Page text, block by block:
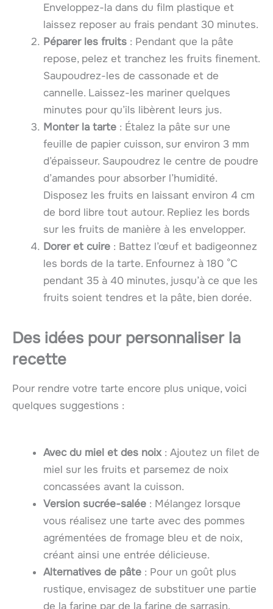
Enveloppez-la dans du film plastique et
laissez reposer au frais pendant 30 minutes.
Péparer les fruits : Pendant que la pâte
repose, pelez et tranchez les fruits finement.
Saupoudrez-les de cassonade et de
cannelle. Laissez-les mariner quelques
minutes pour qu’ils libèrent leurs jus.
Monter la tarte : Étalez la pâte sur une
feuille de papier cuisson, sur environ 3 mm
d’épaisseur. Saupoudrez le centre de poudre
d’amandes pour absorber l’humidité.
Disposez les fruits en laissant environ 4 cm
de bord libre tout autour. Repliez les bords
sur les fruits de manière à les envelopper.
Dorer et cuire : Battez l’œuf et badigeonnez
les bords de la tarte. Enfournez à 180 °C
pendant 35 à 40 minutes, jusqu’à ce que les
fruits soient tendres et la pâte, bien dorée.
Des idées pour personnaliser la
recette
Pour rendre votre tarte encore plus unique, voici
quelques suggestions :
Avec du miel et des noix: Ajoutez un filet de
miel sur les fruits et parsemez de noix
concassées avant la cuisson.
Version sucrée-salée : Mélangez lorsque
vous réalisez une tarte avec des pommes
agrémentées de fromage bleu et de noix,
créant ainsi une entrée délicieuse.
Alternatives de pâte : Pour un goût plus
rustique, envisagez de substituer une partie
de la farine par de la farine de sarrasin.